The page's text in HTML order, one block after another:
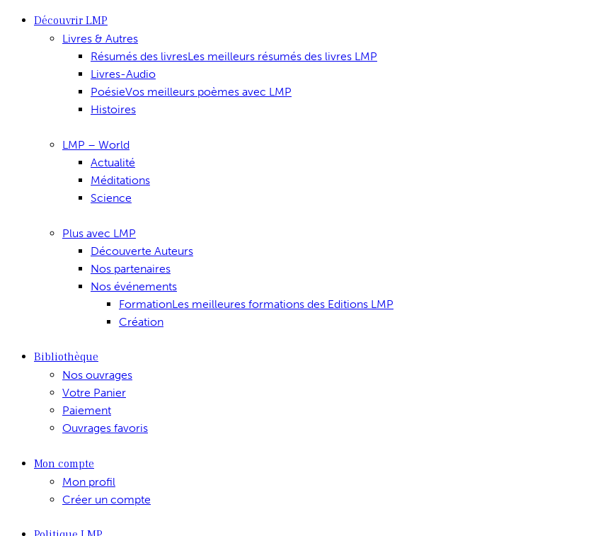
Découvrir LMP
Livres & Autres
Résumés des livresLes meilleurs résumés des livres LMP
Livres-Audio
PoésieVos meilleurs poèmes avec LMP
Histoires
LMP – World
Actualité
Méditations
Science
Plus avec LMP
Découverte Auteurs
Nos partenaires
Nos événements
FormationLes meilleures formations des Editions LMP
Création
Bibliothèque
Nos ouvrages
Votre Panier
Paiement
Ouvrages favoris
Mon compte
Mon profil
Créer un compte